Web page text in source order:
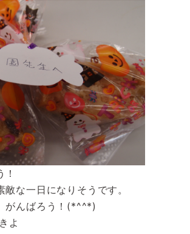
な一日になりそうです。
がんばろう！(*^^*)
よ